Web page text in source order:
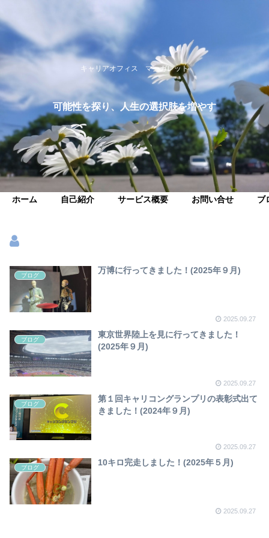
キャリアオフィス マーガレット
可能性を探り、人生の選択肢を増やす
ホーム 自己紹介 サービス概要 お問い合せ ブ
ブログ
万博に行ってきました！(2025年９月)
2025.09.27
ブログ
東京世界陸上を見に行ってきました！
(2025年９月)
2025.09.27
ブログ
第１回キャリコングランプリの表彰式出て
きました！(2024年９月)
2025.09.27
ブログ
10キロ完走しました！(2025年５月)
2025.09.27